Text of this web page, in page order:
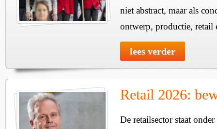
niet abstract, maar als
ontwerp, productie,
lees verder
Retail 2026:
De retailsector staat